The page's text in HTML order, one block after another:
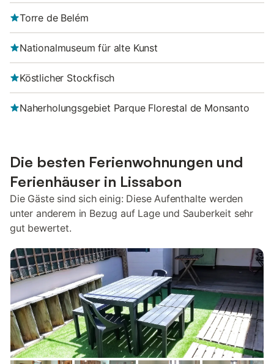
Torre de Belém
Nationalmuseum für alte Kunst
Köstlicher Stockfisch
Naherholungsgebiet Parque Florestal de Monsanto
Die besten Ferienwohnungen und
Ferienhäuser in Lissabon
Die Gäste sind sich einig: Diese Aufenthalte werden
unter anderem in Bezug auf Lage und Sauberkeit sehr
gut bewertet.